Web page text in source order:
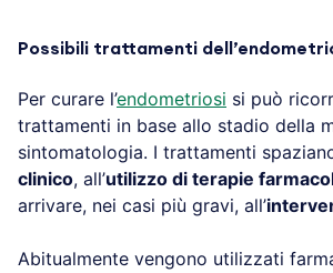
Possibili trattamenti
Per curare l’endometriosi si può
trattamenti in base allo stadio della
sintomatologia. I trattamenti
clinico, all’utilizzo di terapie
arrivare, nei casi più gravi, all’
Abitualmente vengono utilizzati